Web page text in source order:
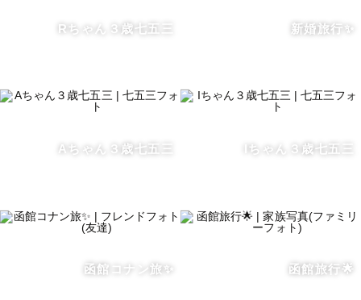
Rちゃん３歳七五三 新婚旅行✨
Aちゃん３歳七五三 Iちゃん３歳七五三
函館コナン旅✨ 函館旅行🌟